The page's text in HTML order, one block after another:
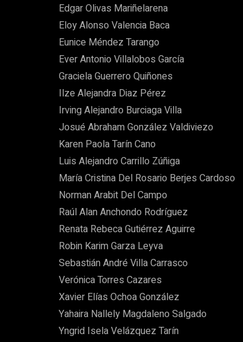
Edgar Olivas Mariñelarena
Eloy Alonso Valencia Baca
Eunice Méndez Tarango
Ever Antonio Villalobos García
Graciela Guerrero Quiñones
Ilze Alejandra Diaz Pérez
Irving Alejandro Burciaga Villa
Josué Abraham González Valdiviezo
Karen Paola Tarín Cano
Luis Alejandro Carrillo Zúñiga
María Cristina Del Rosario Berjes Cardoso
Norman Arabit Del Campo
Raúl Alan Anchondo Rodríguez
Renata Rebeca Gutiérrez Aguirre
Robin Karim Garza Leyva
Sebastián André Villa Carrasco
Verónica Torres Cazares
Xavier Elías Ochoa González
Yahaira Nallely Magdaleno Salgado
Yngrid Isela Velázquez Tarín